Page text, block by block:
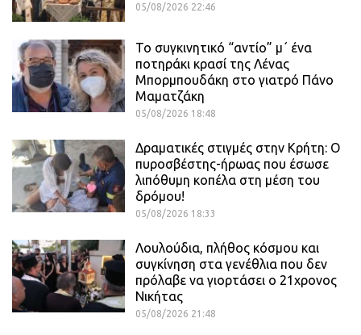
05/08/2026 22:46
Το συγκινητικό “αντίο” μ΄ ένα
ποτηράκι κρασί της Λένας
Μπορμπουδάκη στο γιατρό Πάνο
Μαματζάκη
05/08/2026 18:48
Δραματικές στιγμές στην Κρήτη: Ο
πυροσβέστης-ήρωας που έσωσε
λιπόθυμη κοπέλα στη μέση του
δρόμου!
05/08/2026 18:33
Λουλούδια, πλήθος κόσμου και
συγκίνηση στα γενέθλια που δεν
πρόλαβε να γιορτάσει ο 21χρονος
Νικήτας
05/08/2026 21:48